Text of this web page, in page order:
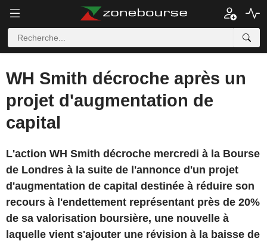
WH Smith décroche après un
projet d'augmentation de
capital
L'action WH Smith décroche mercredi à la Bourse
de Londres à la suite de l'annonce d'un projet
d'augmentation de capital destinée à réduire son
recours à l'endettement représentant près de 20%
de sa valorisation boursière, une nouvelle à
laquelle vient s'ajouter une révision à la baisse de